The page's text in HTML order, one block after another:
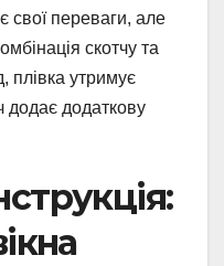
свої переваги, але
скотчу та
плівка утримує
додає додаткову